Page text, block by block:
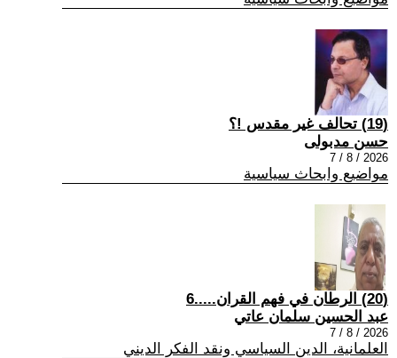
(19) تحالف غير مقدس !؟
حسن مدبولى
2026 / 8 / 7
مواضيع وابحاث سياسية
(20) الرطان في فهم القران.....6
عبد الحسين سلمان عاتي
2026 / 8 / 7
العلمانية، الدين السياسي ونقد الفكر الديني